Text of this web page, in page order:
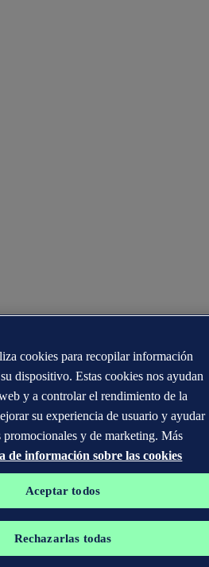
cookies para recopilar información
dispositivo. Estas cookies nos ayudan
y a controlar el rendimiento de la
su experiencia de usuario y ayudar
promocionales y de marketing. Más
de información sobre las cookies
Aceptar todos
Rechazarlas todas